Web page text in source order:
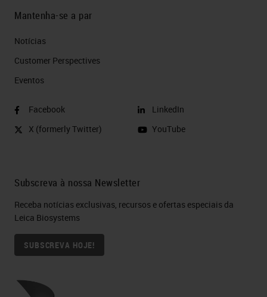
Mantenha-se a par
Notícias
Customer Perspectives​
Eventos
Facebook
X (formerly Twitter)
LinkedIn
YouTube
Subscreva à nossa Newsletter
Receba notícias exclusivas, recursos e ofertas especiais da
Leica Biosystems
SUBSCREVA HOJE!